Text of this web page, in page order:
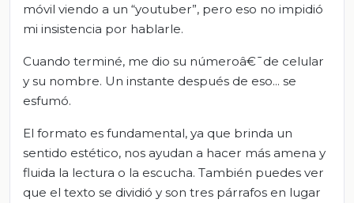
móvil viendo a un “youtuber”, pero eso no impidió
mi insistencia por hablarle.
Cuando terminé, me dio su númeroâ€¯de celular
y su nombre. Un instante después de eso... se
esfumó.
El formato es fundamental, ya que brinda un
sentido estético, nos ayudan a hacer más amena y
fluida la lectura o la escucha. También puedes ver
que el texto se dividió y son tres párrafos en lugar